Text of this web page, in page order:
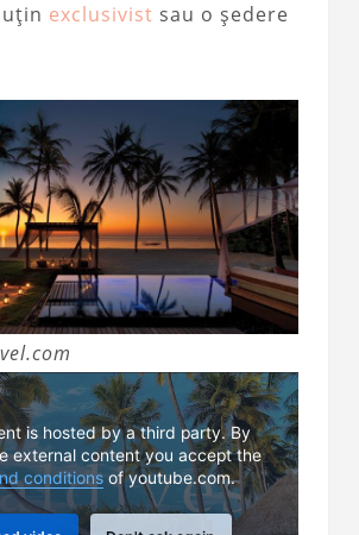
exclusivist sau o ședere
is hosted by a third party. By
external content you accept the
conditions of youtube.com.